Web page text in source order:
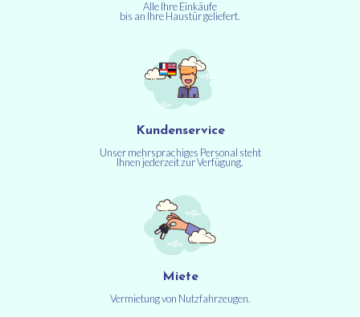
Alle Ihre Einkäufe
bis an Ihre Haustür geliefert.
Kundenservice
Unser mehrsprachiges Personal steht
Ihnen jederzeit zur Verfügung.
Miete
Vermietung von Nutzfahrzeugen.